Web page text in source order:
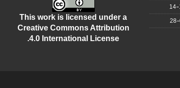
This work is licensed under a
Creative Commons Attribution
4.0 International License
.